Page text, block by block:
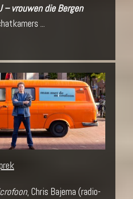
– vrouwen die Bergen
...
, Chris Bajema (radio-